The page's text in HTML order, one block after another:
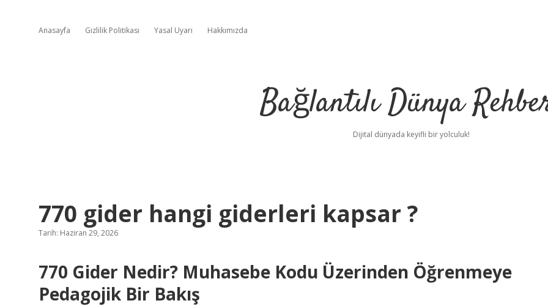
Anasayfa Gizlilik Politikası Yasal Uyarı Hakkımızda
Bağlantılı Dünya
Dijital dünyada keyifli bir yolculuk!
770 gider hangi giderleri kapsar ?
Tarih: Haziran 29, 2026
770 Gider Nedir? Muhasebe Kodu Üzerinden Öğrenmeye
Pedagojik Bir Bakış